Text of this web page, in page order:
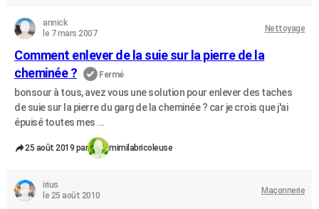
annick
le 7 mars 2007
Nettoyage
Comment enlever de la suie sur la pierre de la
cheminée ?
Fermé
bonsour à tous, avez vous une solution pour enlever des taches
de suie sur la pierre du garg de la cheminée ? car je crois que j'ai
épuisé toutes mes ...
25 août 2019 par mimilabricoleuse
irius
le 25 août 2010
Maçonnerie